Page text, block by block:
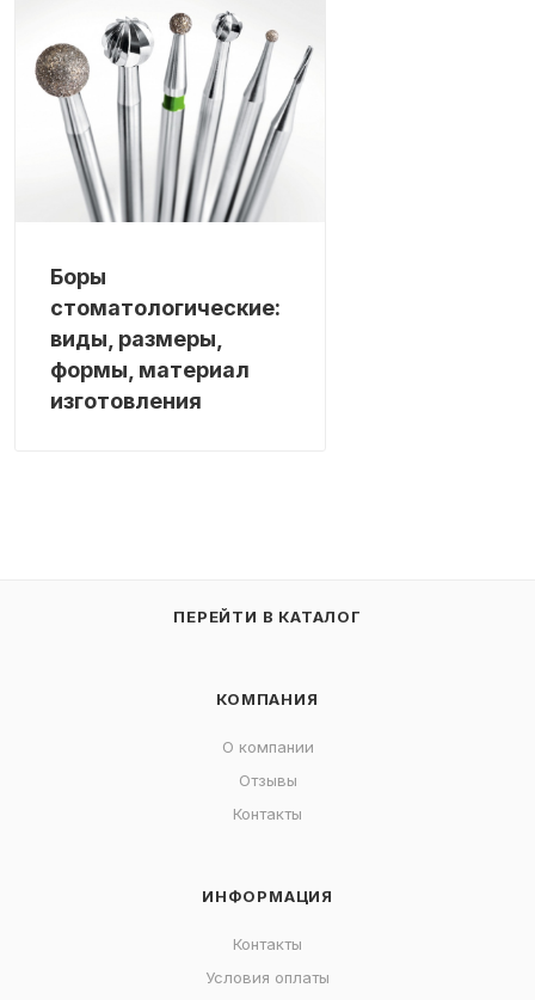
Боры
стоматологические:
виды, размеры,
формы, материал
изготовления
ПЕРЕЙТИ В КАТАЛОГ
КОМПАНИЯ
О компании
Отзывы
Контакты
ИНФОРМАЦИЯ
Контакты
Условия оплаты